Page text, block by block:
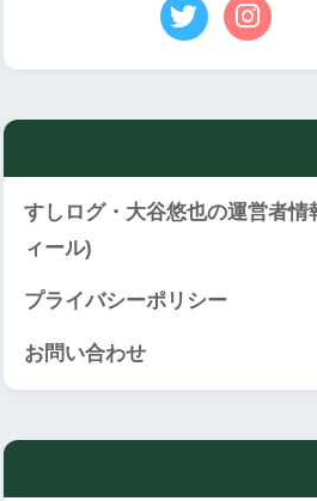
すしログ・大谷悠也の運営者情
ィール)
プライバシーポリシー
お問い合わせ